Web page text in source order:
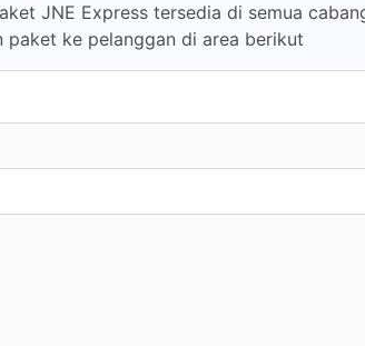
JNE Express tersedia di semua
ke pelanggan di area berikut